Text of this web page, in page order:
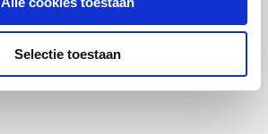
Selectie toestaan